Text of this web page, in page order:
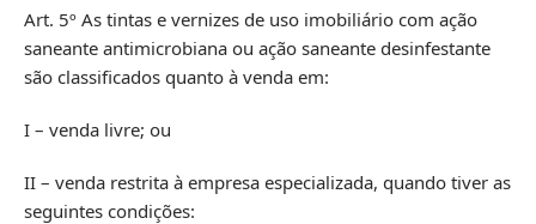
Art. 5º As tintas e vernizes de uso imobiliário com ação
saneante antimicrobiana ou ação saneante desinfestante
são classificados quanto à venda em:
I – venda livre; ou
II – venda restrita à empresa especializada, quando tiver as
seguintes condições: